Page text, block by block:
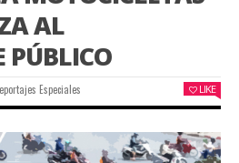
AL
PÚBLICO
Especiales LIKE